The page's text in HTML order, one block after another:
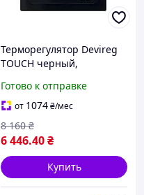
Терморегулятор Devireg
TOUCH черный,
термостат, регулятор
теплого пола 140F1069
Готово к отправке
от 1074₴/мес
6 446.40₴
8 160 ₴
Купить